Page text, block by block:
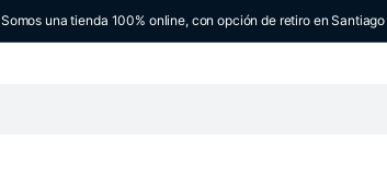
Somos una tienda 100% online, con opción de retiro en